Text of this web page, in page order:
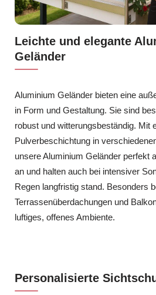
Leichte und elegante
Geländer
Aluminium Geländer bieten eine
in Form und Gestaltung. Sie sind
robust und witterungsbeständig. Mit
Pulverbeschichtung in
unsere Aluminium Geländer perfekt
an und halten auch bei intensiver
Regen langfristig stand. Besonders
Terrassenüberdachungen und
luftiges, offenes Ambiente.
Personalisierte